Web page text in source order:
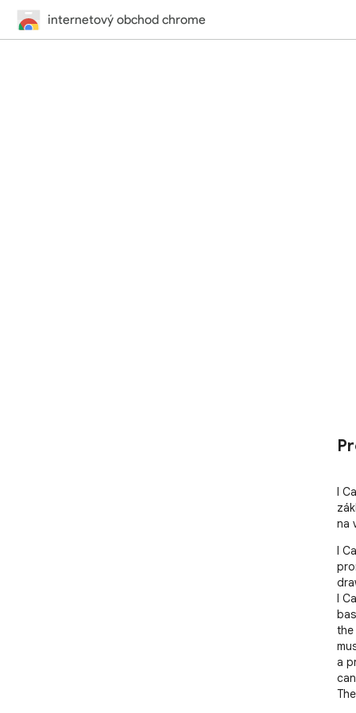
internetový obchod chrome
I
na
I
I
the
a